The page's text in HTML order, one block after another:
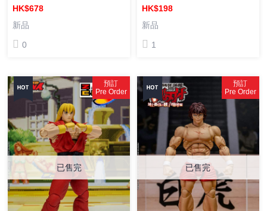
FIGHTER II - THE FINAL
CHALLENGERS 終極街頭霸
HK$678
新品
0
街頭霸王 少年街霸3 隆 RYU
1/12 成品可動
HK$198
新品
1
預訂
Pre Order
已售完
預訂
Pre Order
已售完